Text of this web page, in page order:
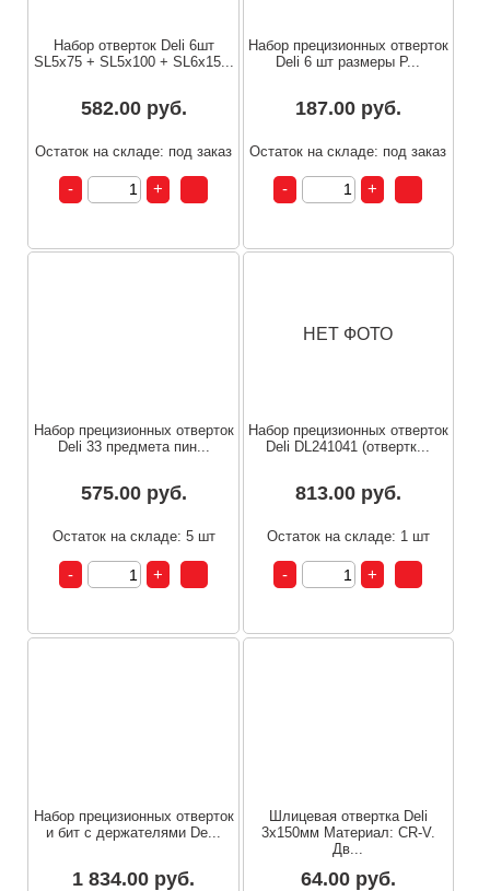
Набор отверток Deli 6шт
SL5x75 + SL5x100 + SL6x15...
582.00 руб.
Остаток на складе: под заказ
Набор прецизионных отверток
Deli 6 шт размеры P...
187.00 руб.
Остаток на складе: под заказ
Набор прецизионных отверток
Deli 33 предмета пин...
575.00 руб.
Остаток на складе: 5 шт
НЕТ ФОТО
Набор прецизионных отверток
Deli DL241041 (отвертк...
813.00 руб.
Остаток на складе: 1 шт
Набор прецизионных отверток
и бит с держателями De...
1 834.00 руб.
Шлицевая отвертка Deli
3х150мм Материал: CR-V.
Дв...
64.00 руб.